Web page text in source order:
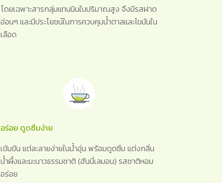
โดยเฉพาะสารกลุ่มแทนนินในปริมาณสูง จึงมีรสฝาด
อ่อนๆ และมีประโยชน์ในการควบคุมน้ำตาลและไขมันใน
เลือด
อร่อย ดูดซึมง่าย
เข้มข้น แต่ละลายง่ายในน้ำอุ่น พร้อมดูดซึม แต่งกลิ่น
น้ำผึ้งและมะนาวธรรมชาติ (ฮันนี่เลมอน) รสชาติหอม
อร่อย